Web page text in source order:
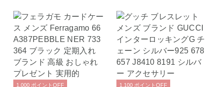
1,000 ポイント OFF 1,100 ポイント OFF